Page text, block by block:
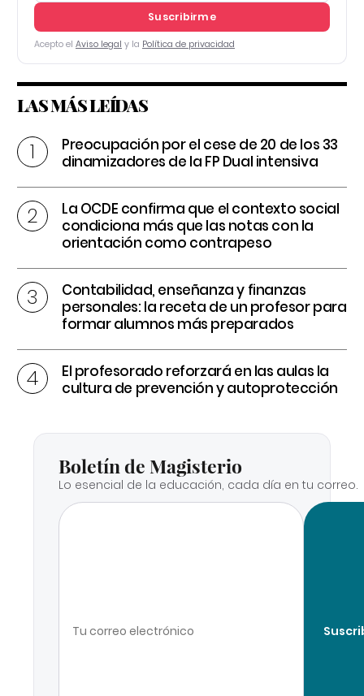
Suscribirme
Acepto el Aviso legal y la Política de privacidad
LAS MÁS LEÍDAS
Preocupación por el cese de 20 de los 33
dinamizadores de la FP Dual intensiva
La OCDE confirma que el contexto social
condiciona más que las notas con la
orientación como contrapeso
Contabilidad, enseñanza y finanzas
personales: la receta de un profesor para
formar alumnos más preparados
El profesorado reforzará en las aulas la
cultura de prevención y autoprotección
Boletín de Magisterio
Lo esencial de la educación, cada día en tu correo.